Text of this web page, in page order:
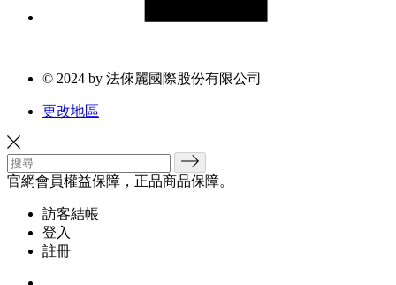
© 2024 by 法倈麗國際股份有限公司
更改地區
官網會員權益保障，正品商品保障。
訪客結帳
登入
註冊